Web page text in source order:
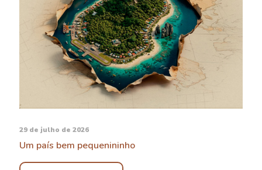
29 de julho de 2026
Um país bem pequenininho